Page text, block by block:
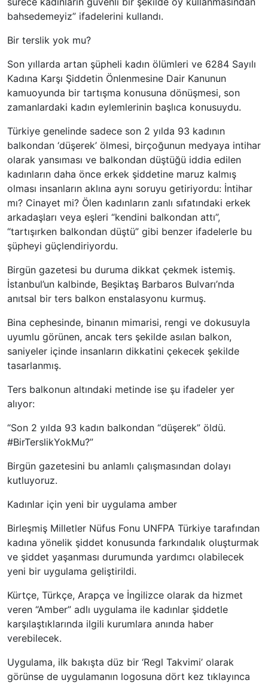
bahsedemeyiz” ifadelerini kullandı.
Bir terslik yok mu?
Son yıllarda artan şüpheli kadın ölümleri ve 6284 Sayılı
Kadına Karşı Şiddetin Önlenmesine Dair Kanunun
kamuoyunda bir tartışma konusuna dönüşmesi, son
zamanlardaki kadın eylemlerinin başlıca konusuydu.
Türkiye genelinde sadece son 2 yılda 93 kadının
balkondan ‘düşerek’ ölmesi, birçoğunun medyaya intihar
olarak yansıması ve balkondan düştüğü iddia edilen
kadınların daha önce erkek şiddetine maruz kalmış
olması insanların aklına aynı soruyu getiriyordu: İntihar
mı? Cinayet mi? Ölen kadınların zanlı sıfatındaki erkek
arkadaşları veya eşleri “kendini balkondan attı”,
“tartışırken balkondan düştü” gibi benzer ifadelerle bu
şüpheyi güçlendiriyordu.
Birgün gazetesi bu duruma dikkat çekmek istemiş.
İstanbul’un kalbinde, Beşiktaş Barbaros Bulvarı’nda
anıtsal bir ters balkon enstalasyonu kurmuş.
Bina cephesinde, binanın mimarisi, rengi ve dokusuyla
uyumlu görünen, ancak ters şekilde asılan balkon,
saniyeler içinde insanların dikkatini çekecek şekilde
tasarlanmış.
Ters balkonun altındaki metinde ise şu ifadeler yer
alıyor:
“Son 2 yılda 93 kadın balkondan “düşerek” öldü.
#BirTerslikYokMu?”
Birgün gazetesini bu anlamlı çalışmasından dolayı
kutluyoruz.
Kadınlar için yeni bir uygulama amber
Birleşmiş Milletler Nüfus Fonu UNFPA Türkiye tarafından
kadına yönelik şiddet konusunda farkındalık oluşturmak
ve şiddet yaşanması durumunda yardımcı olabilecek
yeni bir uygulama geliştirildi.
Kürtçe, Türkçe, Arapça ve İngilizce olarak da hizmet
veren “Amber” adlı uygulama ile kadınlar şiddetle
karşılaştıklarında ilgili kurumlara anında haber
verebilecek.
Uygulama, ilk bakışta düz bir ‘Regl Takvimi’ olarak
görünse de uygulamanın logosuna dört kez tıklayınca